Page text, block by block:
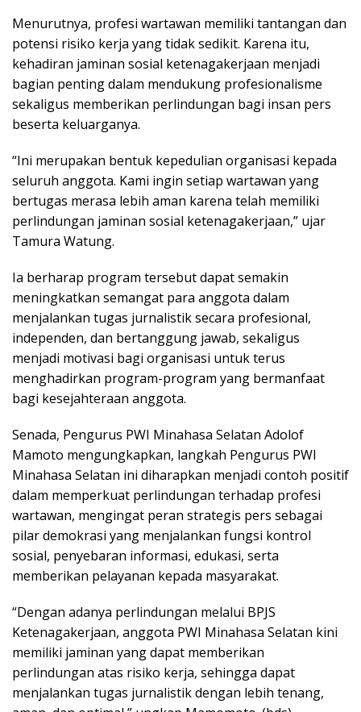
Menurutnya, profesi wartawan memiliki tantangan dan
potensi risiko kerja yang tidak sedikit. Karena itu,
kehadiran jaminan sosial ketenagakerjaan menjadi
bagian penting dalam mendukung profesionalisme
sekaligus memberikan perlindungan bagi insan pers
beserta keluarganya.
“Ini merupakan bentuk kepedulian organisasi kepada
seluruh anggota. Kami ingin setiap wartawan yang
bertugas merasa lebih aman karena telah memiliki
perlindungan jaminan sosial ketenagakerjaan,” ujar
Tamura Watung.
Ia berharap program tersebut dapat semakin
meningkatkan semangat para anggota dalam
menjalankan tugas jurnalistik secara profesional,
independen, dan bertanggung jawab, sekaligus
menjadi motivasi bagi organisasi untuk terus
menghadirkan program-program yang bermanfaat
bagi kesejahteraan anggota.
Senada, Pengurus PWI Minahasa Selatan Adolof
Mamoto mengungkapkan, langkah Pengurus PWI
Minahasa Selatan ini diharapkan menjadi contoh positif
dalam memperkuat perlindungan terhadap profesi
wartawan, mengingat peran strategis pers sebagai
pilar demokrasi yang menjalankan fungsi kontrol
sosial, penyebaran informasi, edukasi, serta
memberikan pelayanan kepada masyarakat.
“Dengan adanya perlindungan melalui BPJS
Ketenagakerjaan, anggota PWI Minahasa Selatan kini
memiliki jaminan yang dapat memberikan
perlindungan atas risiko kerja, sehingga dapat
menjalankan tugas jurnalistik dengan lebih tenang,